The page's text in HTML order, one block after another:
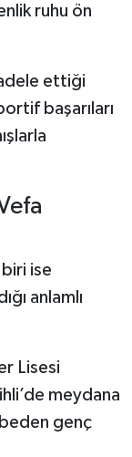
ruhu ön
ettiği
başarıları
biri ise
anlamlı
Lisesi
meydana
genç